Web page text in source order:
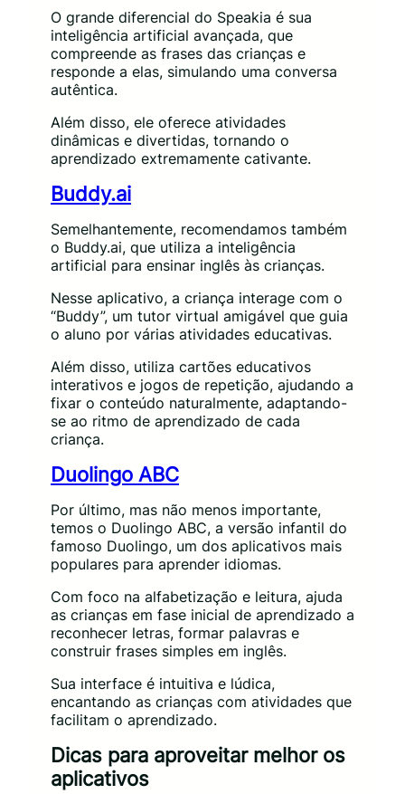
O grande diferencial do Speakia é sua
inteligência artificial avançada, que
compreende as frases das crianças e
responde a elas, simulando uma conversa
autêntica.
Além disso, ele oferece atividades
dinâmicas e divertidas, tornando o
aprendizado extremamente cativante.
Buddy.ai
Semelhantemente, recomendamos também
o Buddy.ai, que utiliza a inteligência
artificial para ensinar inglês às crianças.
Nesse aplicativo, a criança interage com o
“Buddy”, um tutor virtual amigável que guia
o aluno por várias atividades educativas.
Além disso, utiliza cartões educativos
interativos e jogos de repetição, ajudando a
fixar o conteúdo naturalmente, adaptando-
se ao ritmo de aprendizado de cada
criança.
Duolingo ABC
Por último, mas não menos importante,
temos o Duolingo ABC, a versão infantil do
famoso Duolingo, um dos aplicativos mais
populares para aprender idiomas.
Com foco na alfabetização e leitura, ajuda
as crianças em fase inicial de aprendizado a
reconhecer letras, formar palavras e
construir frases simples em inglês.
Sua interface é intuitiva e lúdica,
encantando as crianças com atividades que
facilitam o aprendizado.
Dicas para aproveitar melhor os
aplicativos